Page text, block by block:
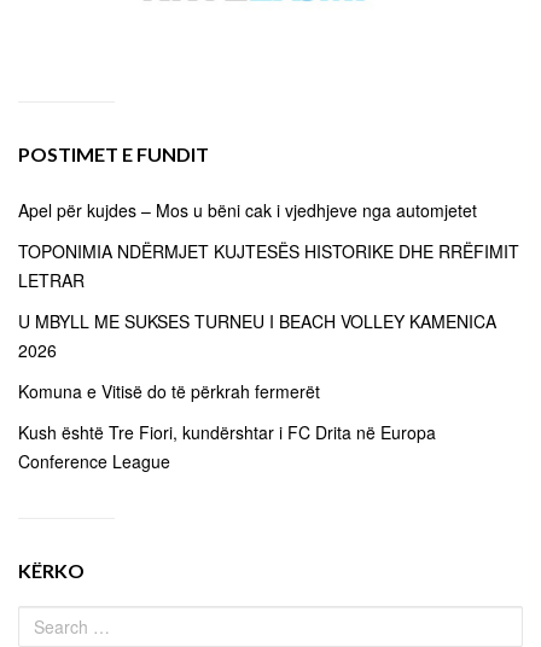
POSTIMET E FUNDIT
Apel për kujdes – Mos u bëni cak i vjedhjeve nga automjetet
TOPONIMIA NDËRMJET KUJTESËS HISTORIKE DHE RRËFIMIT
LETRAR
U MBYLL ME SUKSES TURNEU I BEACH VOLLEY KAMENICA
2026
Komuna e Vitisë do të përkrah fermerët
Kush është Tre Fiori, kundërshtar i FC Drita në Europa
Conference League
KËRKO